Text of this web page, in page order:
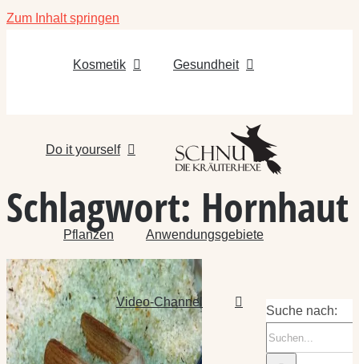
Zum Inhalt springen
Kosmetik Gesundheit
Do it yourself
Pflanzen Anwendungsgebiete
Video-Channel
Schlagwort: Hornhaut
Suche nach: